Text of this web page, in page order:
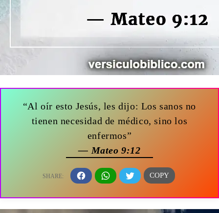
“Al oír esto Jesús, les dijo: Los sanos no
tienen necesidad de médico, sino los
enfermos”
— Mateo 9:12